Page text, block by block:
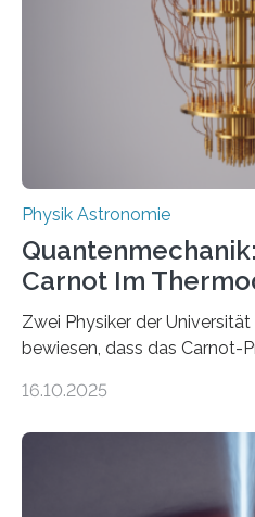
Internationalen Jahr der
technologie ausgerufen hat.
internationale
Physik Astronomie
Carnot Im
Zwei Physiker der
bewiesen, dass das Carnot-
Größenordnung von Atomen
Quantenmotoren
16.10.2025